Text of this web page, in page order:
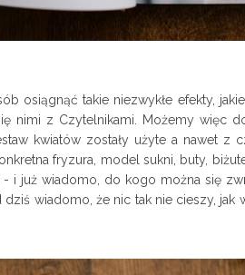
osiągnąć takie niezwykłe efekty,
nimi z Czytelnikami. Możemy więc
kwiatów zostały użyte a nawet z
fryzura, model sukni, buty,
i już wiadomo, do kogo można się
dziś wiadomo, że nic tak nie cieszy,